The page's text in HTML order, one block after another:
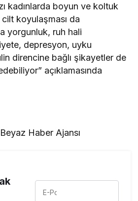
kadınlarda boyun ve koltuk
koyulaşması da
yorgunluk, ruh hali
depresyon, uyku
direncine bağlı şikayetler de
açıklamasında
Haber Ajansı